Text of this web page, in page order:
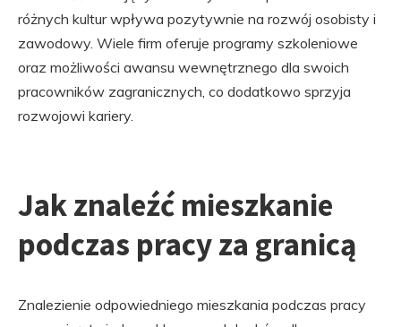
różnych kultur wpływa pozytywnie na rozwój osobisty i
zawodowy. Wiele firm oferuje programy szkoleniowe
oraz możliwości awansu wewnętrznego dla swoich
pracowników zagranicznych, co dodatkowo sprzyja
rozwojowi kariery.
Jak znaleźć mieszkanie
podczas pracy za granicą
Znalezienie odpowiedniego mieszkania podczas pracy